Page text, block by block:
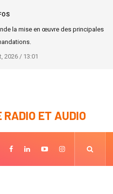
Premier Ministre.
2026 / 13:01
RADIO ET AUDIO